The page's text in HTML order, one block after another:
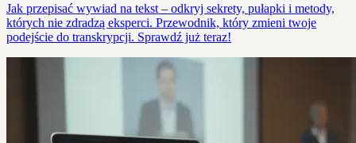
Jak przepisać wywiad na tekst – odkryj sekrety, pułapki i metody,
których nie zdradzą eksperci. Przewodnik, który zmieni twoje
podejście do transkrypcji. Sprawdź już teraz!